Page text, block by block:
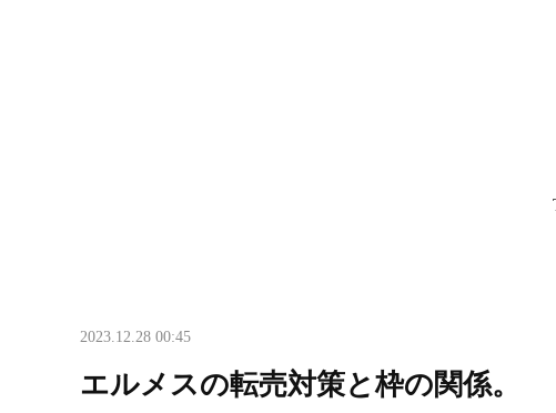
2023.12.28 00:45
エルメスの転売対策と枠の関係。